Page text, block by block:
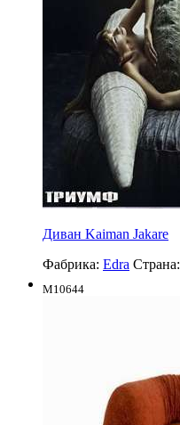
Диван Kaiman Jakare
Фабрика: Edra Страна:
M10644